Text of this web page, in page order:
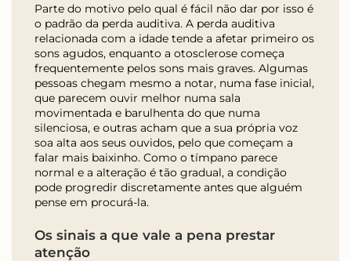
Parte do motivo pelo qual é fácil não dar por isso é
o padrão da perda auditiva. A perda auditiva
relacionada com a idade tende a afetar primeiro os
sons agudos, enquanto a otosclerose começa
frequentemente pelos sons mais graves. Algumas
pessoas chegam mesmo a notar, numa fase inicial,
que parecem ouvir melhor numa sala
movimentada e barulhenta do que numa
silenciosa, e outras acham que a sua própria voz
soa alta aos seus ouvidos, pelo que começam a
falar mais baixinho. Como o tímpano parece
normal e a alteração é tão gradual, a condição
pode progredir discretamente antes que alguém
pense em procurá-la.
Os sinais a que vale a pena prestar
atenção